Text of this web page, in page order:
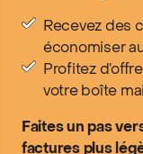
Recevez des
économiser
Profitez
votre boîte mail
Faites un pas
factures plus